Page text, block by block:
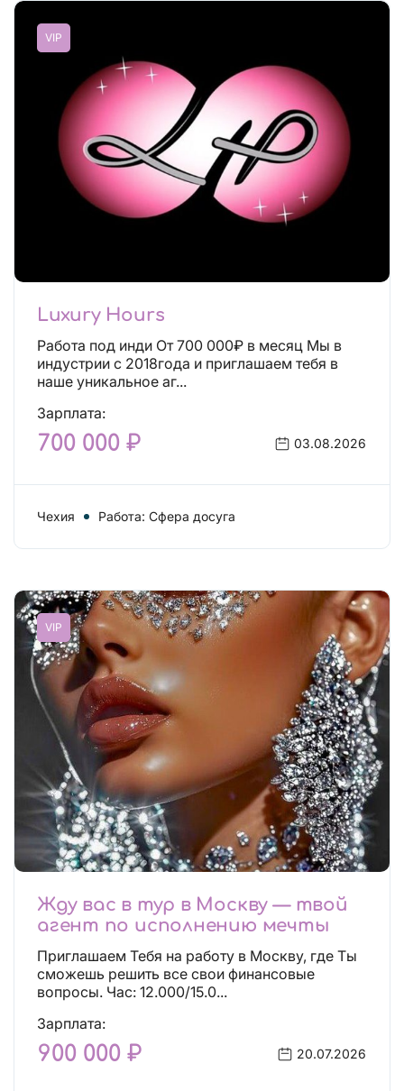
VIP
Luxury Hours
Работа под инди От 700 000₽ в месяц Мы в
индустрии с 2018года и приглашаем тебя в
наше уникальное аг...
Зарплата:
700 000 ₽ 03.08.2026
Чехия Работа: Сфера досуга
VIP
Жду вас в тур в Москву — твой
агент по исполнению мечты
Приглашаем Тебя на работу в Москву, где Ты
сможешь решить все свои финансовые
вопросы. Час: 12.000/15.0...
Зарплата:
900 000 ₽ 20.07.2026